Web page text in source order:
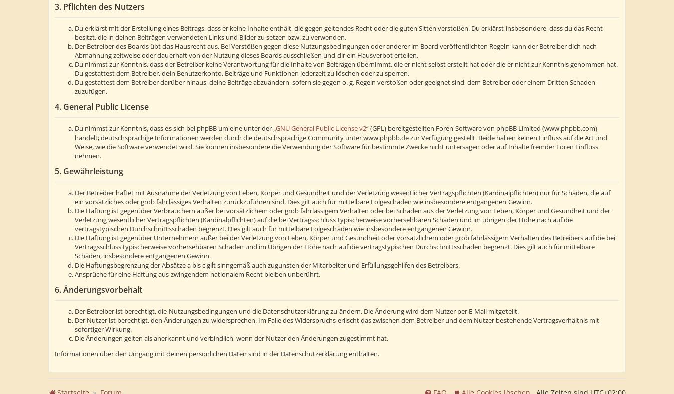
3. Pflichten des Nutzers
Du erklärst mit der Erstellung eines Beitrags, dass er keine Inhalte enthält, die gegen geltendes Recht oder die guten Sitten verstoßen. Du erklärst insbesondere, dass du das Recht
besitzt, die in deinen Beiträgen verwendeten Links und Bilder zu setzen bzw. zu verwenden.
Der Betreiber des Boards übt das Hausrecht aus. Bei Verstößen gegen diese Nutzungsbedingungen oder anderer im Board veröffentlichten Regeln kann der Betreiber dich nach
Abmahnung zeitweise oder dauerhaft von der Nutzung dieses Boards ausschließen und dir ein Hausverbot erteilen.
Du nimmst zur Kenntnis, dass der Betreiber keine Verantwortung für die Inhalte von Beiträgen übernimmt, die er nicht selbst erstellt hat oder die er nicht zur Kenntnis genommen hat.
Du gestattest dem Betreiber, dein Benutzerkonto, Beiträge und Funktionen jederzeit zu löschen oder zu sperren.
Du gestattest dem Betreiber darüber hinaus, deine Beiträge abzuändern, sofern sie gegen o. g. Regeln verstoßen oder geeignet sind, dem Betreiber oder einem Dritten Schaden
zuzufügen.
4. General Public License
Du nimmst zur Kenntnis, dass es sich bei phpBB um eine unter der „GNU General Public License v2“ (GPL) bereitgestellten Foren-Software von phpBB Limited (www.phpbb.com)
handelt; deutschsprachige Informationen werden durch die deutschsprachige Community unter www.phpbb.de zur Verfügung gestellt. Beide haben keinen Einfluss auf die Art und
Weise, wie die Software verwendet wird. Sie können insbesondere die Verwendung der Software für bestimmte Zwecke nicht untersagen oder auf Inhalte fremder Foren Einfluss
nehmen.
5. Gewährleistung
Der Betreiber haftet mit Ausnahme der Verletzung von Leben, Körper und Gesundheit und der Verletzung wesentlicher Vertragspflichten (Kardinalpflichten) nur für Schäden, die auf
ein vorsätzliches oder grob fahrlässiges Verhalten zurückzuführen sind. Dies gilt auch für mittelbare Folgeschäden wie insbesondere entgangenen Gewinn.
Die Haftung ist gegenüber Verbrauchern außer bei vorsätzlichem oder grob fahrlässigem Verhalten oder bei Schäden aus der Verletzung von Leben, Körper und Gesundheit und der
Verletzung wesentlicher Vertragspflichten (Kardinalpflichten) auf die bei Vertragsschluss typischerweise vorhersehbaren Schäden und im übrigen der Höhe nach auf die
vertragstypischen Durchschnittsschäden begrenzt. Dies gilt auch für mittelbare Folgeschäden wie insbesondere entgangenen Gewinn.
Die Haftung ist gegenüber Unternehmern außer bei der Verletzung von Leben, Körper und Gesundheit oder vorsätzlichem oder grob fahrlässigem Verhalten des Betreibers auf die bei
Vertragsschluss typischerweise vorhersehbaren Schäden und im Übrigen der Höhe nach auf die vertragstypischen Durchschnittsschäden begrenzt. Dies gilt auch für mittelbare
Schäden, insbesondere entgangenen Gewinn.
Die Haftungsbegrenzung der Absätze a bis c gilt sinngemäß auch zugunsten der Mitarbeiter und Erfüllungsgehilfen des Betreibers.
Ansprüche für eine Haftung aus zwingendem nationalem Recht bleiben unberührt.
6. Änderungsvorbehalt
Der Betreiber ist berechtigt, die Nutzungsbedingungen und die Datenschutzerklärung zu ändern. Die Änderung wird dem Nutzer per E-Mail mitgeteilt.
Der Nutzer ist berechtigt, den Änderungen zu widersprechen. Im Falle des Widerspruchs erlischt das zwischen dem Betreiber und dem Nutzer bestehende Vertragsverhältnis mit
sofortiger Wirkung.
Die Änderungen gelten als anerkannt und verbindlich, wenn der Nutzer den Änderungen zugestimmt hat.
Informationen über den Umgang mit deinen persönlichen Daten sind in der Datenschutzerklärung enthalten.